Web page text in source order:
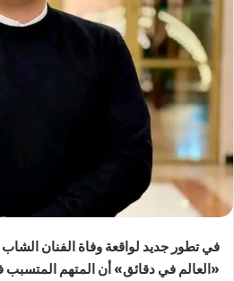
في تطور جديد لواقعة وفاة الفنان
«العالم في دقائق» أن المتهم